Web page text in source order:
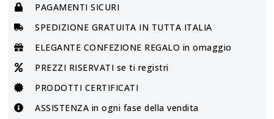
PAGAMENTI SICURI
SPEDIZIONE GRATUITA IN TUTTA ITALIA
ELEGANTE CONFEZIONE REGALO in omaggio
PREZZI RISERVATI se ti registri
PRODOTTI CERTIFICATI
ASSISTENZA in ogni fase della vendita